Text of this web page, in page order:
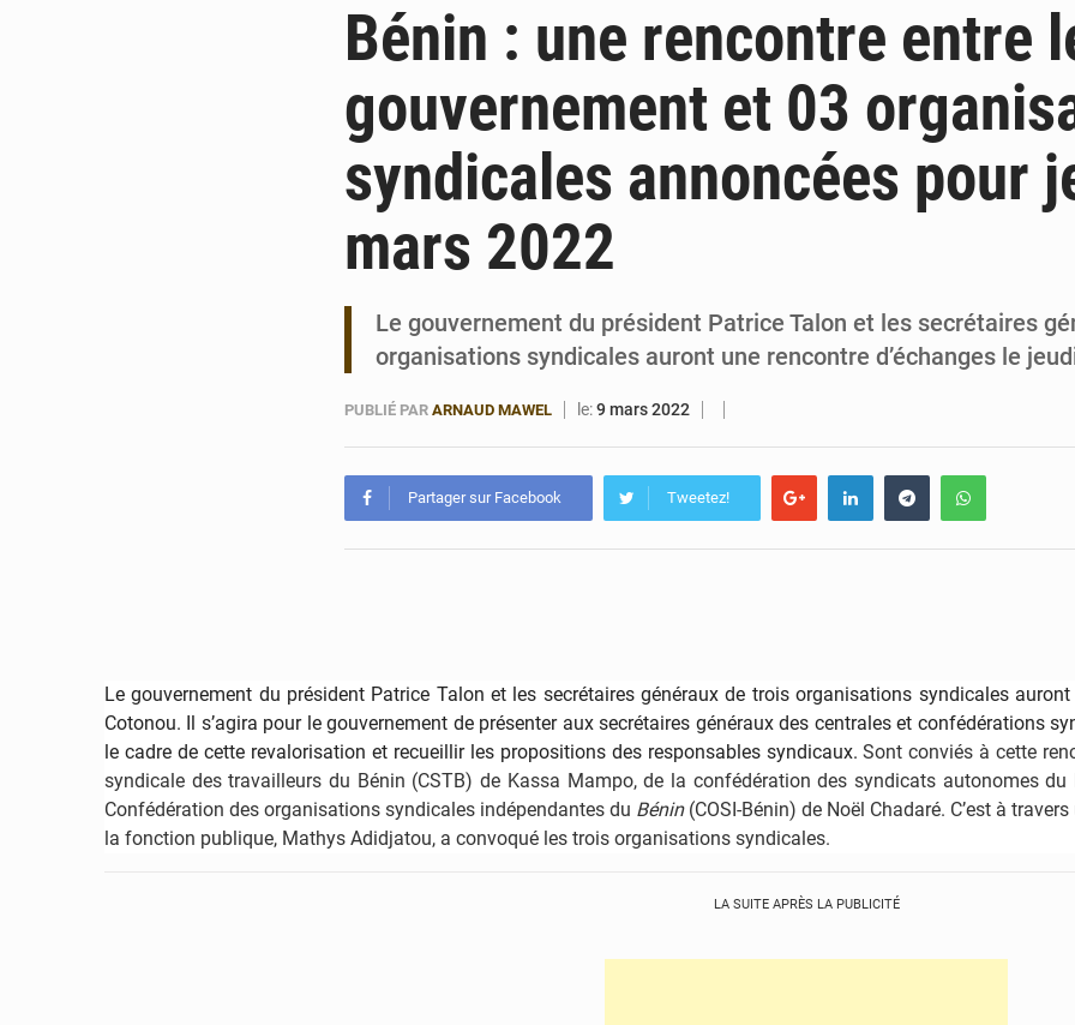
6 août 2026 Bénin et Canada scellent un partenariat
6 août 2026 Bénin : Le CEG La Verdure de Ouèdo fait sa
5 août 2026 Bénin : 14,5 milliards de dollars pour faire de la CDN 3.0
Bénin : une rencontre entre
gouvernement et 03
syndicales annoncées pour
mars 2022
Le gouvernement du président Patrice Talon et les secrétaires
organisations syndicales auront une rencontre d’échanges le
PUBLIÉ PAR ARNAUD MAWEL le:9 mars 2022
Partager sur Facebook Tweetez!
Le gouvernement du président Patrice Talon et les secrétaires généraux de trois organisations syndicales
Cotonou. Il s’agira pour legouvernement de présenter aux secrétaires généraux des centrales et confédérations
le cadre de cette revalorisation et recueillir les propositions des responsables syndicaux. Sont conviés à cette
syndicale des travailleurs du Bénin (CSTB) de Kassa Mampo, de la confédération des syndicats autonomes
Confédération des organisations syndicales indépendantes du Bénin(COSI-Bénin) de Noël Chadaré. C’est à
la fonction publique, Mathys Adidjatou, a convoqué les trois organisations syndicales.
LA SUITE APRÈS LA PUBLICITÉ